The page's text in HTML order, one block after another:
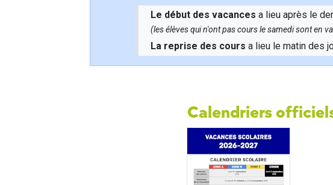
Le début des vacances a lieu après le
(les élèves qui n'ont pas cours le samedi sont en
La reprise des cours a lieu le matin des
Calendriers